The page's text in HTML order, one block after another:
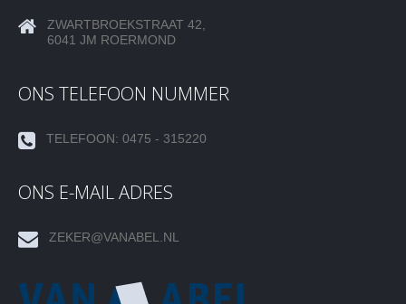
ZWARTBROEKSTRAAT 42,
6041 JM ROERMOND
ONS TELEFOON NUMMER
TELEFOON: 0475 - 315220
ONS E-MAIL ADRES
ZEKER@VANABEL.NL